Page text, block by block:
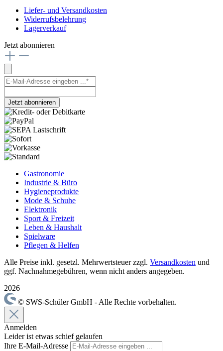
Liefer- und Versandkosten
Widerrufsbelehrung
Lagerverkauf
Jetzt abonnieren
Jetzt abonnieren
Gastronomie
Industrie & Büro
Hygieneprodukte
Mode & Schuhe
Elektronik
Sport & Freizeit
Leben & Haushalt
Spielware
Pflegen & Helfen
Alle Preise inkl. gesetzl. Mehrwertsteuer zzgl. Versandkosten und
ggf. Nachnahmegebühren, wenn nicht anders angegeben.
2026
© SWS-Schüler GmbH - Alle Rechte vorbehalten.
Anmelden
Leider ist etwas schief gelaufen
Ihre E-Mail-Adresse